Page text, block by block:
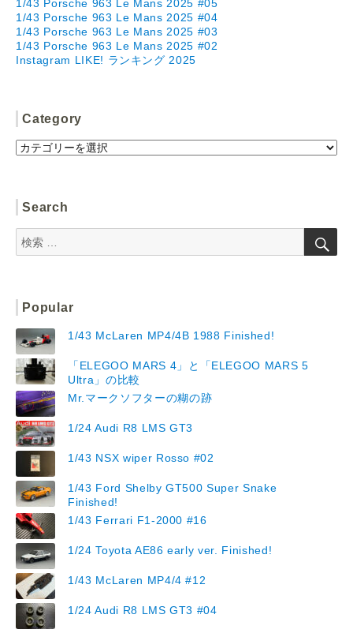
1/43 Porsche 963 Le Mans 2025 #05
1/43 Porsche 963 Le Mans 2025 #04
1/43 Porsche 963 Le Mans 2025 #03
1/43 Porsche 963 Le Mans 2025 #02
Instagram LIKE! ランキング 2025
Category
Category
Search
検
索:
検
Popular
1/43 McLaren MP4/4B 1988 Finished!
「ELEGOO MARS 4」と「ELEGOO MARS 5
Ultra」の比較
Mr.マークソフターの糊の跡
1/24 Audi R8 LMS GT3
1/43 NSX wiper Rosso #02
1/43 Ford Shelby GT500 Super Snake
Finished!
1/43 Ferrari F1-2000 #16
1/24 Toyota AE86 early ver. Finished!
1/43 McLaren MP4/4 #12
1/24 Audi R8 LMS GT3 #04